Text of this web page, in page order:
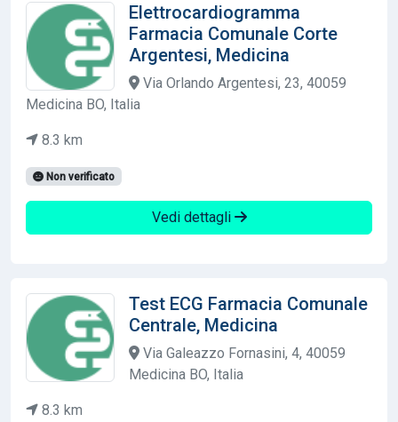
Elettrocardiogramma
Farmacia Comunale Corte
Argentesi, Medicina
Via Orlando Argentesi, 23, 40059
Medicina BO, Italia
8.3 km
Non verificato
Vedi dettagli
Test ECG Farmacia Comunale
Centrale, Medicina
Via Galeazzo Fornasini, 4, 40059
Medicina BO, Italia
8.3 km